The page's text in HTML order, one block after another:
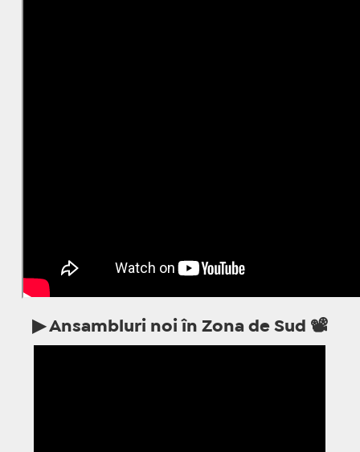
▶ Ansambluri noi în Zona de Sud 📽